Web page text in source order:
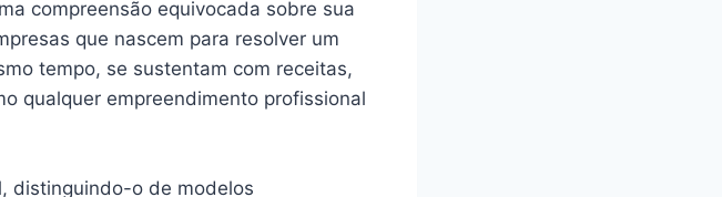
compreensão equivocada sobre sua
que nascem para resolver um
tempo, se sustentam com receitas,
qualquer empreendimento profissional
distinguindo-o de modelos